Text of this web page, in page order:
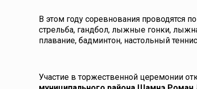
В этом году соревнования проводятся
стрельба, гандбол, лыжные гонки,
плавание, бадминтон, настольный
Участие в торжественной церемонии